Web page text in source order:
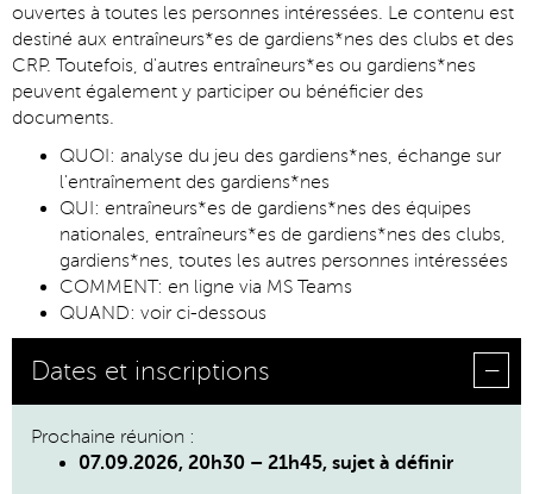
ouvertes à toutes les personnes intéressées. Le contenu est
destiné aux entraîneurs*es de gardiens*nes des clubs et des
CRP. Toutefois, d'autres entraîneurs*es ou gardiens*nes
peuvent également y participer ou bénéficier des
documents.
QUOI: analyse du jeu des gardiens*nes, échange sur
l'entraînement des gardiens*nes
QUI: entraîneurs*es de gardiens*nes des équipes
nationales, entraîneurs*es de gardiens*nes des clubs,
gardiens*nes, toutes les autres personnes intéressées
COMMENT: en ligne via MS Teams
QUAND: voir ci-dessous
Dates et inscriptions
Prochaine réunion :
07.09.2026, 20h30 – 21h45, sujet à définir